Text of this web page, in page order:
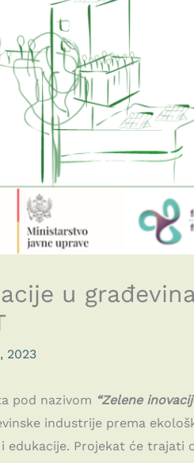
u
2023
pod nazivom “Zelene
industrije prema
Projekat će trajati